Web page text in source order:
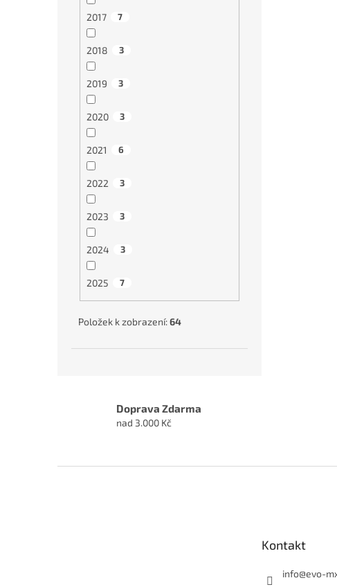
2017 7
2018 3
2019 3
2020 3
2021 6
2022 3
2023 3
2024 3
2025 7
Položek k zobrazení:64
Doprava Zdarma
nad 3.000 Kč
Kontakt
info@evo-